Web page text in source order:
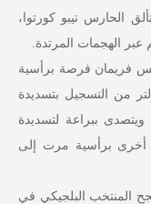
الحارس تيبو كورتوا،
الهجمات المرتدة.
فريمان فرصة برأسية
من التسجيل بتسديدة
ويتصدى ببراعة لتسديدة
أخرى برأسية مرت إلى
المنتخب البلجيكي في